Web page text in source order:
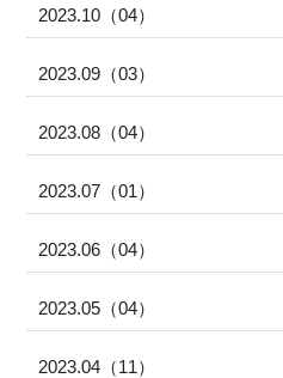
2023.10（04）
2023.09（03）
2023.08（04）
2023.07（01）
2023.06（04）
2023.05（04）
2023.04（11）